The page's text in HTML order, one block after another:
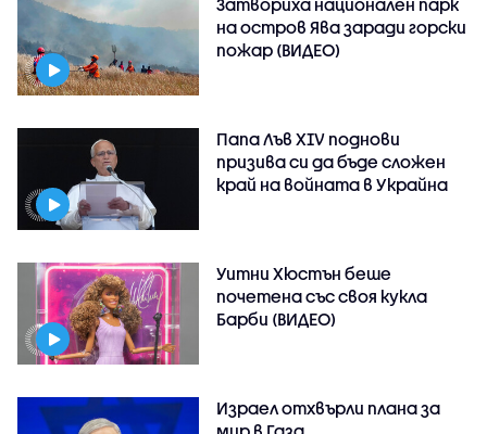
Затвориха национален парк
на остров Ява заради горски
пожар (ВИДЕО)
Папа Лъв XIV поднови
призива си да бъде сложен
край на войната в Украйна
Уитни Хюстън беше
почетена със своя кукла
Барби (ВИДЕО)
Израел отхвърли плана за